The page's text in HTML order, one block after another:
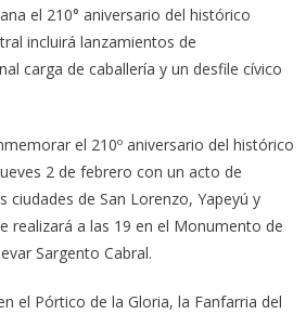
el 210° aniversario del histórico
incluirá lanzamientos de
carga de caballería y un desfile cívico
el 210º aniversario del histórico
2 de febrero con un acto de
ciudades de San Lorenzo, Yapeyú y
realizará a las 19 en el Monumento de
Sargento Cabral.
el Pórtico de la Gloria, la Fanfarria del